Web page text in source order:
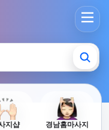
지 부산홈타이 부산출
지샵 경남홈마사지